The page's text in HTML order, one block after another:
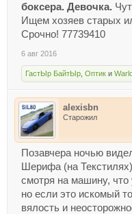
боксера. Девочка.
Ищем хозяев старых
Срочно! 77739410
6 авг 2016
ГастЫр БайтЫр Оптик и
alexisbn
Старожил
Позавчера ночью
Шерифа (на
смотря на машину,
но если это искомый
вялость и